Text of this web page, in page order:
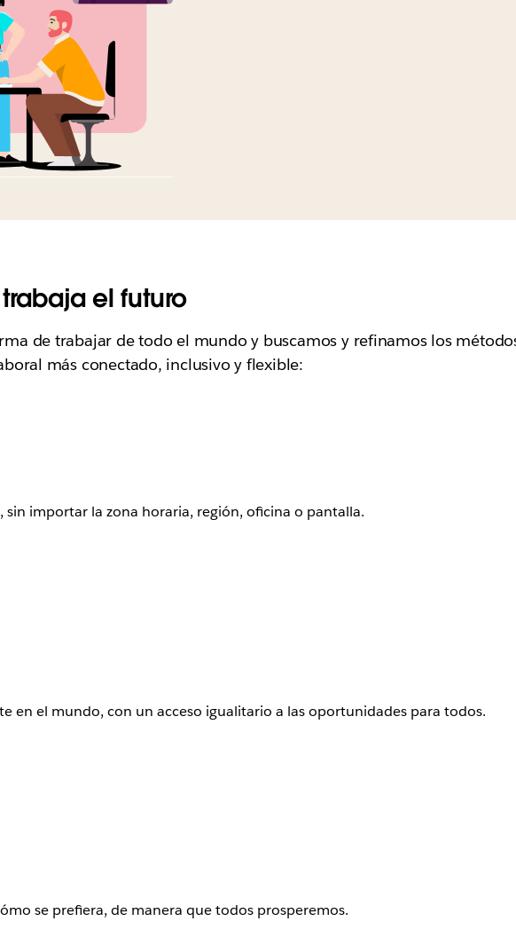
el futuro
de trabajar de todo el mundo y buscamos y refinamos los
más conectado, inclusivo y flexible:
importar la zona horaria, región, oficina o pantalla.
en el mundo, con un acceso igualitario a las oportunidades para todos.
se prefiera, de manera que todos prosperemos.